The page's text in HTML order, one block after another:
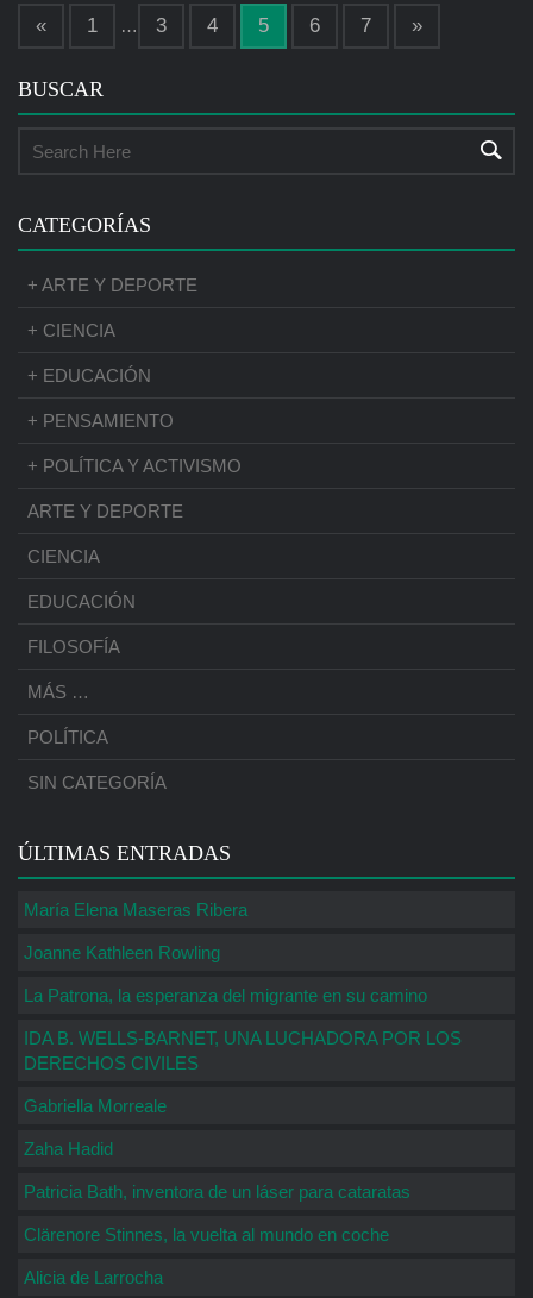
« 1 … 3 4 5 6 7 »
BUSCAR
CATEGORÍAS
+ ARTE Y DEPORTE
+ CIENCIA
+ EDUCACIÓN
+ PENSAMIENTO
+ POLÍTICA Y ACTIVISMO
ARTE Y DEPORTE
CIENCIA
EDUCACIÓN
FILOSOFÍA
MÁS …
POLÍTICA
SIN CATEGORÍA
ÚLTIMAS ENTRADAS
María Elena Maseras Ribera
Joanne Kathleen Rowling
La Patrona, la esperanza del migrante en su camino
IDA B. WELLS-BARNET, UNA LUCHADORA POR LOS
DERECHOS CIVILES
Gabriella Morreale
Zaha Hadid
Patricia Bath, inventora de un láser para cataratas
Clärenore Stinnes, la vuelta al mundo en coche
Alicia de Larrocha